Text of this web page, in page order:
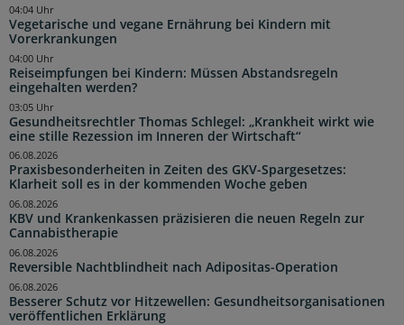
Vegetarische und vegane Ernährung bei Kindern mit
Vorerkrankungen
04:04 Uhr
Reiseimpfungen bei Kindern: Müssen Abstandsregeln
eingehalten werden?
04:00 Uhr
Gesundheitsrechtler Thomas Schlegel: „Krankheit wirkt wie
eine stille Rezession im Inneren der Wirtschaft“
03:05 Uhr
Praxisbesonderheiten in Zeiten des GKV-Spargesetzes:
Klarheit soll es in der kommenden Woche geben
06.08.2026
KBV und Krankenkassen präzisieren die neuen Regeln zur
Cannabistherapie
06.08.2026
Reversible Nachtblindheit nach Adipositas-Operation
06.08.2026
Besserer Schutz vor Hitzewellen: Gesundheitsorganisationen
veröffentlichen Erklärung
06.08.2026